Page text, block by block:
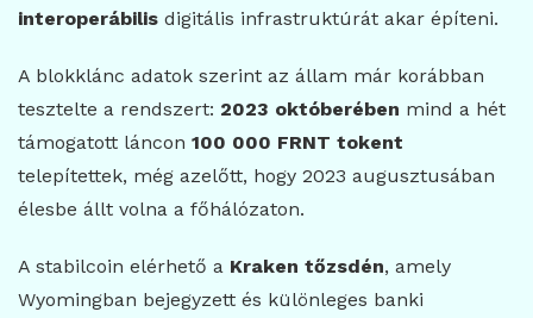
interoperábilis digitális infrastruktúrát akar építeni.
A blokklánc adatok szerint az állam már korábban
tesztelte a rendszert: 2023 októberében mind a hét
támogatott láncon 100 000 FRNT tokent
telepítettek, még azelőtt, hogy 2023 augusztusában
élesbe állt volna a főhálózaton.
A stabilcoin elérhető a Kraken tőzsdén, amely
Wyomingban bejegyzett és különleges banki